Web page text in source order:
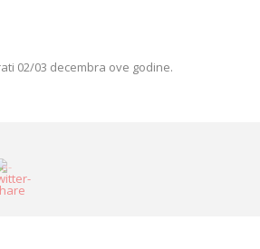
02/03 decembra ove godine.